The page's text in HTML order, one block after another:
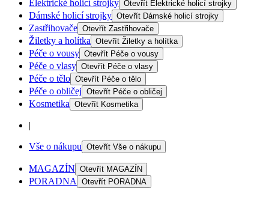
Elektrické holicí strojky Otevřít Elektrické holicí strojky
Dámské holicí strojky Otevřít Dámské holicí strojky
Zastřihovače Otevřít Zastřihovače
Žiletky a holítka Otevřít Žiletky a holítka
Péče o vousy Otevřít Péče o vousy
Péče o vlasy Otevřít Péče o vlasy
Péče o tělo Otevřít Péče o tělo
Péče o obličej Otevřít Péče o obličej
Kosmetika Otevřít Kosmetika
|
Vše o nákupu Otevřít Vše o nákupu
MAGAZÍN Otevřít MAGAZÍN
PORADNA Otevřít PORADNA